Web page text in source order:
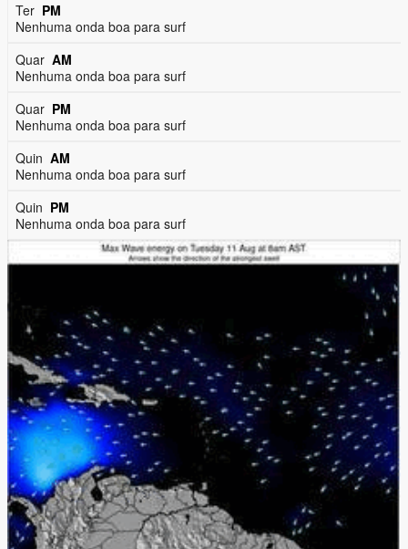
Ter PM
Nenhuma onda boa para surf
Quar AM
Nenhuma onda boa para surf
Quar PM
Nenhuma onda boa para surf
Quin AM
Nenhuma onda boa para surf
Quin PM
Nenhuma onda boa para surf